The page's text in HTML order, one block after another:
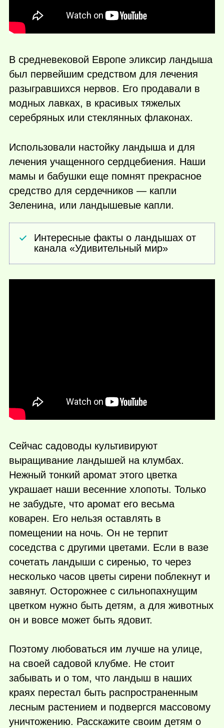
В средневековой Европе эликсир ландыша
был первейшим средством для лечения
разыгравшихся нервов. Его продавали в
модных лавках, в красивых тяжелых
серебряных или стеклянных флаконах.
Использовали настойку ландыша и для
лечения учащенного сердцебиения. Наши
мамы и бабушки еще помнят прекрасное
средство для сердечников — капли
Зеленина, или ландышевые капли.
Интересные факты о ландышах от
канала «Удивительный мир»
Сейчас садоводы культивируют
выращивание ландышей на клумбах.
Нежный тонкий аромат этого цветка
украшает наши весенние хлопоты. Только
не забудьте, что аромат его весьма
коварен. Его нельзя оставлять в
помещении на ночь. Он не терпит
соседства с другими цветами. Если в вазе
сочетать ландыши с сиренью, то через
несколько часов цветы сирени поблекнут и
завянут. Осторожнее с сильнопахнущим
цветком нужно быть детям, а для животных
он и вовсе может быть ядовит.
Поэтому любоваться им лучше на улице,
на своей садовой клубме. Не стоит
забывать и о том, что ландыш в наших
краях перестал быть распространенным
лесным растением и подвергся массовому
уничтожению. Расскажите своим детям о